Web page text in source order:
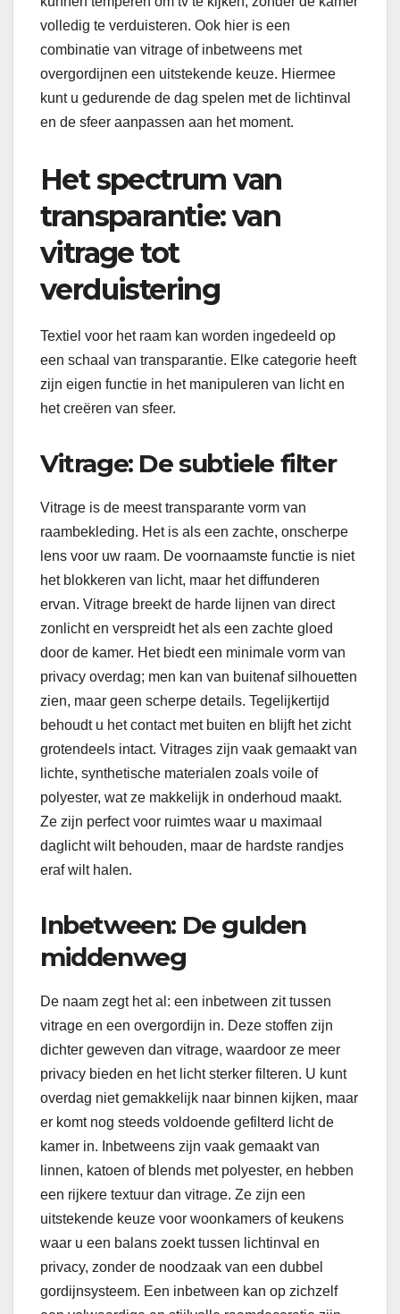
volledig te verduisteren. Ook hier is een
combinatie van vitrage of inbetweens met
overgordijnen een uitstekende keuze. Hiermee
kunt u gedurende de dag spelen met de lichtinval
en de sfeer aanpassen aan het moment.
Het spectrum van
transparantie: van
vitrage tot
verduistering
Textiel voor het raam kan worden ingedeeld op
een schaal van transparantie. Elke categorie heeft
zijn eigen functie in het manipuleren van licht en
het creëren van sfeer.
Vitrage: De subtiele filter
Vitrage is de meest transparante vorm van
raambekleding. Het is als een zachte, onscherpe
lens voor uw raam. De voornaamste functie is niet
het blokkeren van licht, maar het diffunderen
ervan. Vitrage breekt de harde lijnen van direct
zonlicht en verspreidt het als een zachte gloed
door de kamer. Het biedt een minimale vorm van
privacy overdag; men kan van buitenaf silhouetten
zien, maar geen scherpe details. Tegelijkertijd
behoudt u het contact met buiten en blijft het zicht
grotendeels intact. Vitrages zijn vaak gemaakt van
lichte, synthetische materialen zoals voile of
polyester, wat ze makkelijk in onderhoud maakt.
Ze zijn perfect voor ruimtes waar u maximaal
daglicht wilt behouden, maar de hardste randjes
eraf wilt halen.
Inbetween: De gulden
middenweg
De naam zegt het al: een inbetween zit tussen
vitrage en een overgordijn in. Deze stoffen zijn
dichter geweven dan vitrage, waardoor ze meer
privacy bieden en het licht sterker filteren. U kunt
overdag niet gemakkelijk naar binnen kijken, maar
er komt nog steeds voldoende gefilterd licht de
kamer in. Inbetweens zijn vaak gemaakt van
linnen, katoen of blends met polyester, en hebben
een rijkere textuur dan vitrage. Ze zijn een
uitstekende keuze voor woonkamers of keukens
waar u een balans zoekt tussen lichtinval en
privacy, zonder de noodzaak van een dubbel
gordijnsysteem. Een inbetween kan op zichzelf